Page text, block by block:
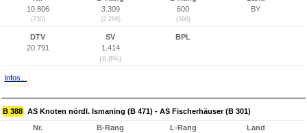
10.806
(730)
3.309
(2.286)
600
(398)
BY
DTV
20.791
SV
1.414
(6,8%)
BPL
Infos...
B 388 AS Knoten nördl. Ismaning (B 471) - AS Fischerhäuser (B 301)
Nr.
B-Rang
L-Rang
Land